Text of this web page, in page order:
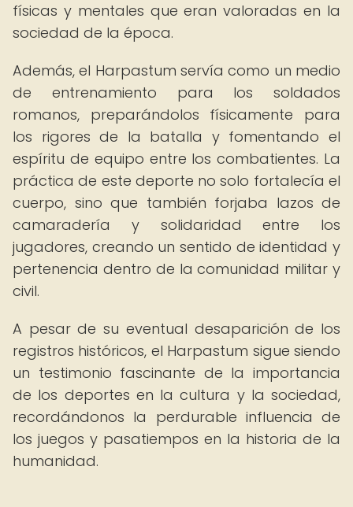
físicas y mentales que eran valoradas en la
sociedad de la época.
Además, el Harpastum servía como un medio
de entrenamiento para los soldados
romanos, preparándolos físicamente para
los rigores de la batalla y fomentando el
espíritu de equipo entre los combatientes. La
práctica de este deporte no solo fortalecía el
cuerpo, sino que también forjaba lazos de
camaradería y solidaridad entre los
jugadores, creando un sentido de identidad y
pertenencia dentro de la comunidad militar y
civil.
A pesar de su eventual desaparición de los
registros históricos, el Harpastum sigue siendo
un testimonio fascinante de la importancia
de los deportes en la cultura y la sociedad,
recordándonos la perdurable influencia de
los juegos y pasatiempos en la historia de la
humanidad.